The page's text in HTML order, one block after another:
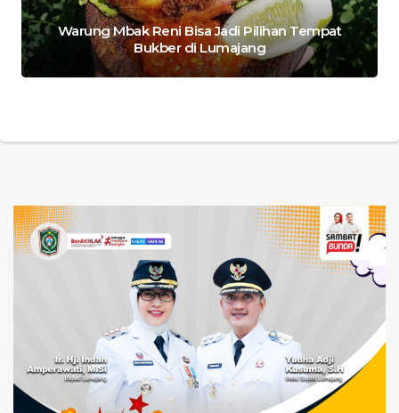
Warung Mbak Reni Bisa Jadi Pilihan Tempat
Bukber di Lumajang